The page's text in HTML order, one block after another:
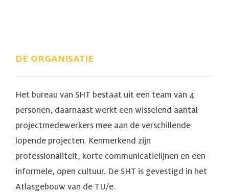
DE ORGANISATIE
Het bureau van SHT bestaat uit een team van 4
personen, daarnaast werkt een wisselend aantal
projectmedewerkers mee aan de verschillende
lopende projecten. Kenmerkend zijn
professionaliteit, korte communicatielijnen en een
informele, open cultuur. De SHT is gevestigd in het
Atlasgebouw van de TU/e.